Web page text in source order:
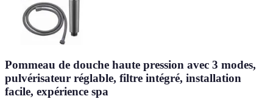
Pommeau de douche haute pression avec 3 modes,
pulvérisateur réglable, filtre intégré, installation
facile, expérience spa